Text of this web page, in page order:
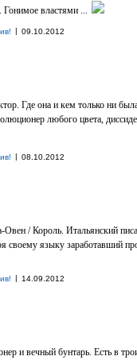
Гонимое властями ...
| 09.10.2012
Где она и кем только ни
любого цвета,
| 08.10.2012
/ Король. Итальянский
своему языку заработавший
| 14.09.2012
и вечный бунтарь. Есть в